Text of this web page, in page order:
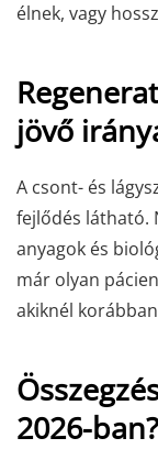
élnek, vagy
jövő
A csont- és
fejlődés látható.
anyagok és
már olyan
akiknél
2026-ban?